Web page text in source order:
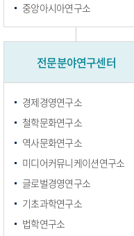
중앙아시아연구소
전문분야연구센터
경제경영연구소
철학문화연구소
역사문화연구소
미디어커뮤니케이션연구소
글로벌경영연구소
기초과학연구소
법학연구소